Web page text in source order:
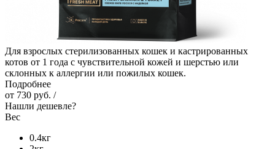
Для взрослых стерилизованных кошек и кастрированных
котов от 1 года с чувствительной кожей и шерстью или
склонных к аллергии или пожилых кошек.
Подробнее
от 730 руб. /
Нашли дешевле?
Вес
0.4кг